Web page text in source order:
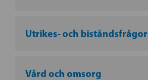
Utrikes- och biståndsfrågor
Vård och omsorg